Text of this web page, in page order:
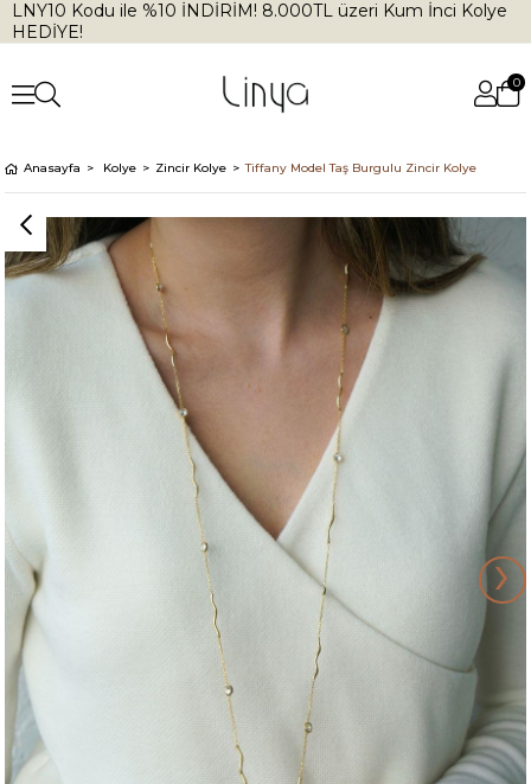
LNY10 Kodu ile %10 İNDİRİM! 8.000TL üzeri Kum İnci Kolye
HEDİYE!
0
Anasayfa Kolye Zincir Kolye Tiffany Model Taş Burgulu Zincir Kolye
›